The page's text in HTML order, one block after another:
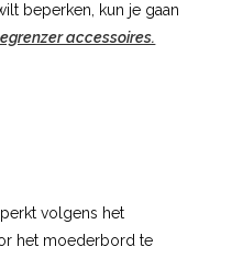
beperken, kun je gaan
accessoires.
volgens het
het moederbord te